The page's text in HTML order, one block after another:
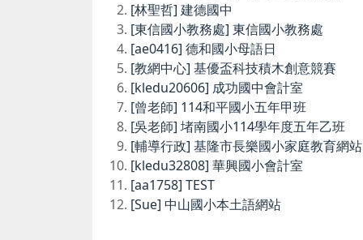
[林聖哲] 建德國中
[東信國小教務處] 東信國小教務處
[ae0416] 德和國小母語日
[教網中心] 基優盃科技積木創意競賽
[kledu20606] 成功國中會計室
[曾老師] 114和平國小五年甲班
[吳老師] 堵南國小114學年度五年乙班
[輔導行政] 基隆市長樂國小家庭教育網站
[kledu32808] 華興國小會計室
[aa1758] TEST
[Sue] 中山國小本土語網站